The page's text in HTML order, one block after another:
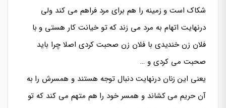
شکاک است و زمینه را هم برای مرد فراهم می کند ولی
درنهایت اتهام به مرد می زند که تو خیانت کار هستی و با
فلان زن خندیدی با فلان زن صحبت کردی اصلا چرا باید
صحبت می کردی و …
یعنی این زنان درنهایت دنبال توجه هستند و همسرش را به
آن حریم می کشاند و همسر خود را هم متهم می کند که تو